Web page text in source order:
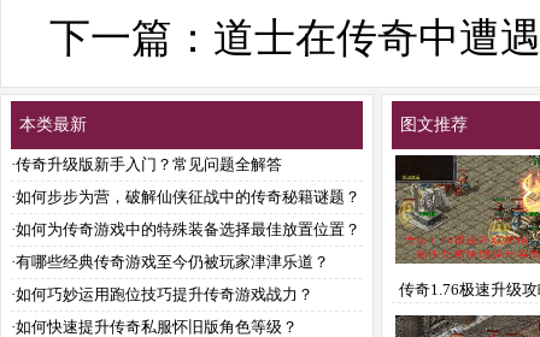
下一篇： 道士在传奇中遭
本类最新
·传奇升级版新手入门？常见问题全解答
·如何步步为营，破解仙侠征战中的传奇秘籍谜题？
·如何为传奇游戏中的特殊装备选择最佳放置位置？
·有哪些经典传奇游戏至今仍被玩家津津乐道？
·如何巧妙运用跑位技巧提升传奇游戏战力？
·如何快速提升传奇私服怀旧版角色等级？
图文推荐
传奇1.76极速升级
手如何快速提升